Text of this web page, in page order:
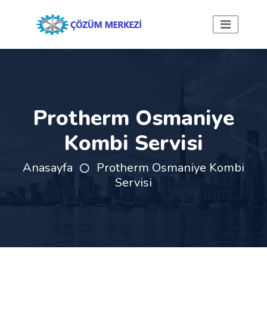
Protherm Osmaniye
Kombi Servisi
Anasayfa
Protherm Osmaniye Kombi
Servisi